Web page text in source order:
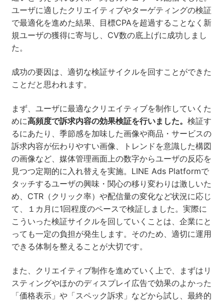
ユーザに適したクリエイティブやターゲティングの検証
で最適化を進めた結果、目標CPAを超過することなく新
規ユーザの獲得に寄与し、CV数の底上げに成功しまし
た。
成功の要因は、適切な検証サイクルを回すことができた
ことだと思われます。
まず、ユーザに最適なクリエイティブを制作していくた
めに高頻度で訴求内容の効果検証を行いました。 検証す
るにあたり、季節感を加味した画像や商品・サービスの
訴求内容が伝わりやすい画像、トレンドを意識した構図
の画像など、媒体管理画面上の数字からユーザの反応を
見つつ定期的に入れ替えを実施。LINE Ads Platformで
タッチするユーザの興味・関心の移り変わりは激しいた
め、CTR（クリック率）や配信量の変化など状況に応じ
て、１カ月に1回程度のペースで検証しました。実際に
こういった検証サイクルを回していくことは、企業にと
っても一定の負担が発生します。そのため、適切に運用
できる体制を整えることが大切です。
また、クリエイティブ制作を進めていく上で、まずはリ
スティングやほかのディスプレイ広告で効果のよかった
「価格表示」や「スペック訴求」などから試し、最終的